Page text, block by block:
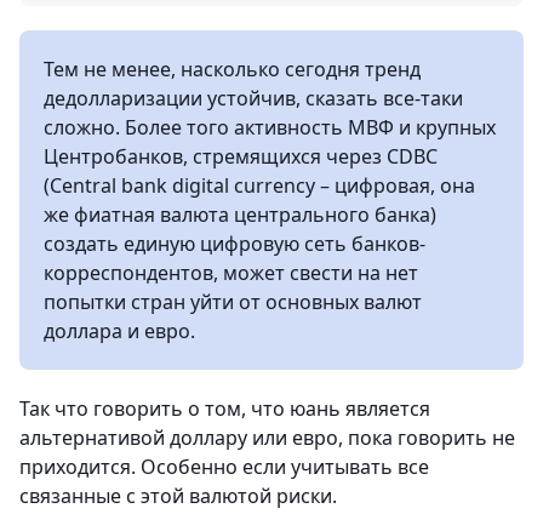
Тем не менее, насколько сегодня тренд
дедолларизации устойчив, сказать все-таки
сложно. Более того активность МВФ и крупных
Центробанков, стремящихся через CDBC
(Central bank digital currency – цифровая, она
же фиатная валюта центрального банка)
создать единую цифровую сеть банков-
корреспондентов, может свести на нет
попытки стран уйти от основных валют
доллара и евро.
Так что говорить о том, что юань является
альтернативой доллару или евро, пока говорить не
приходится. Особенно если учитывать все
связанные с этой валютой риски.